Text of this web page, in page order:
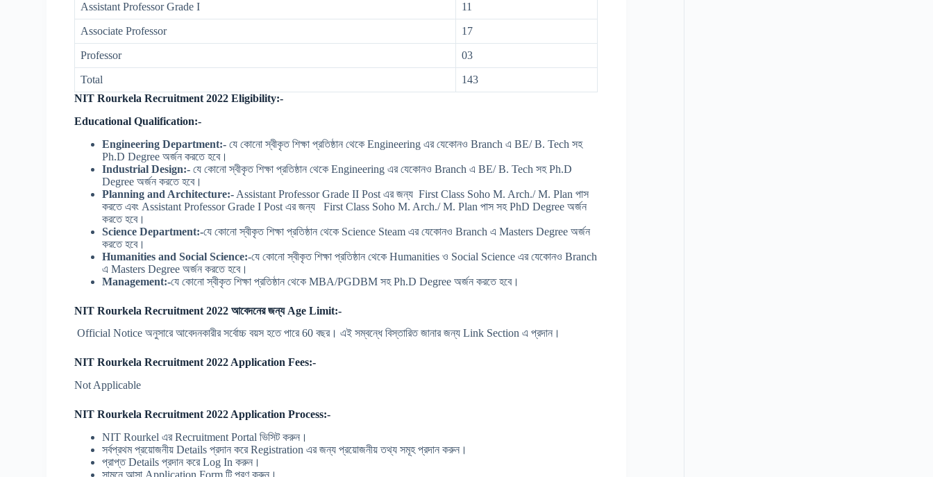
Assistant Professor Grade I 11
Associate Professor 17
Professor 03
Total
143
NIT Rourkela Recruitment 2022 Eligibility:-
Educational Qualification:-
Engineering Department:- যে কোনো স্বীকৃত শিক্ষা প্রতিষ্ঠান থেকে Engineering এর যেকোনও Branch এ BE/ B. Tech সহ
Ph.D Degree অর্জন করতে হবে।
Industrial Design:- যে কোনো স্বীকৃত শিক্ষা প্রতিষ্ঠান থেকে Engineering এর যেকোনও Branch এ BE/ B. Tech সহ Ph.D
Degree অর্জন করতে হবে।
Planning and Architecture:- Assistant Professor Grade II Post এর জন্য First Class Soho M. Arch./ M. Plan পাস
করতে এবং Assistant Professor Grade I Post এর জন্য First Class Soho M. Arch./ M. Plan পাস সহ PhD Degree অর্জন
করতে হবে।
Science Department:-যে কোনো স্বীকৃত শিক্ষা প্রতিষ্ঠান থেকে Science Steam এর যেকোনও Branch এ Masters Degree অর্জন
করতে হবে।
Humanities and Social Science:-যে কোনো স্বীকৃত শিক্ষা প্রতিষ্ঠান থেকে Humanities ও Social Science এর যেকোনও Branch
এ Masters Degree অর্জন করতে হবে।
Management:-যে কোনো স্বীকৃত শিক্ষা প্রতিষ্ঠান থেকে MBA/PGDBM সহ Ph.D Degree অর্জন করতে হবে।
NIT Rourkela Recruitment 2022 আবেদনের জন্য Age Limit:-
Official Notice অনুসারে আবেদনকারীর সর্বোচ্চ বয়স হতে পারে 60 বছর। এই সম্বন্ধে বিস্তারিত জানার জন্য Link Section এ প্রদান।
NIT Rourkela Recruitment 2022 Application Fees:-
Not Applicable
NIT Rourkela Recruitment 2022 Application Process:-
NIT Rourkel এর Recruitment Portal ভিসিট করুন।
সর্বপ্রথম প্রয়োজনীয় Details প্রদান করে Registration এর জন্য প্রয়োজনীয় তথ্য সমূহ প্রদান করুন।
প্রাপ্ত Details প্রদান করে Log In করুন।
সামনে আসা Application Form টি পূরণ করুন।